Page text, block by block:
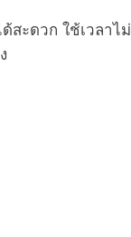
สะดวก ใช้เวลาไม่